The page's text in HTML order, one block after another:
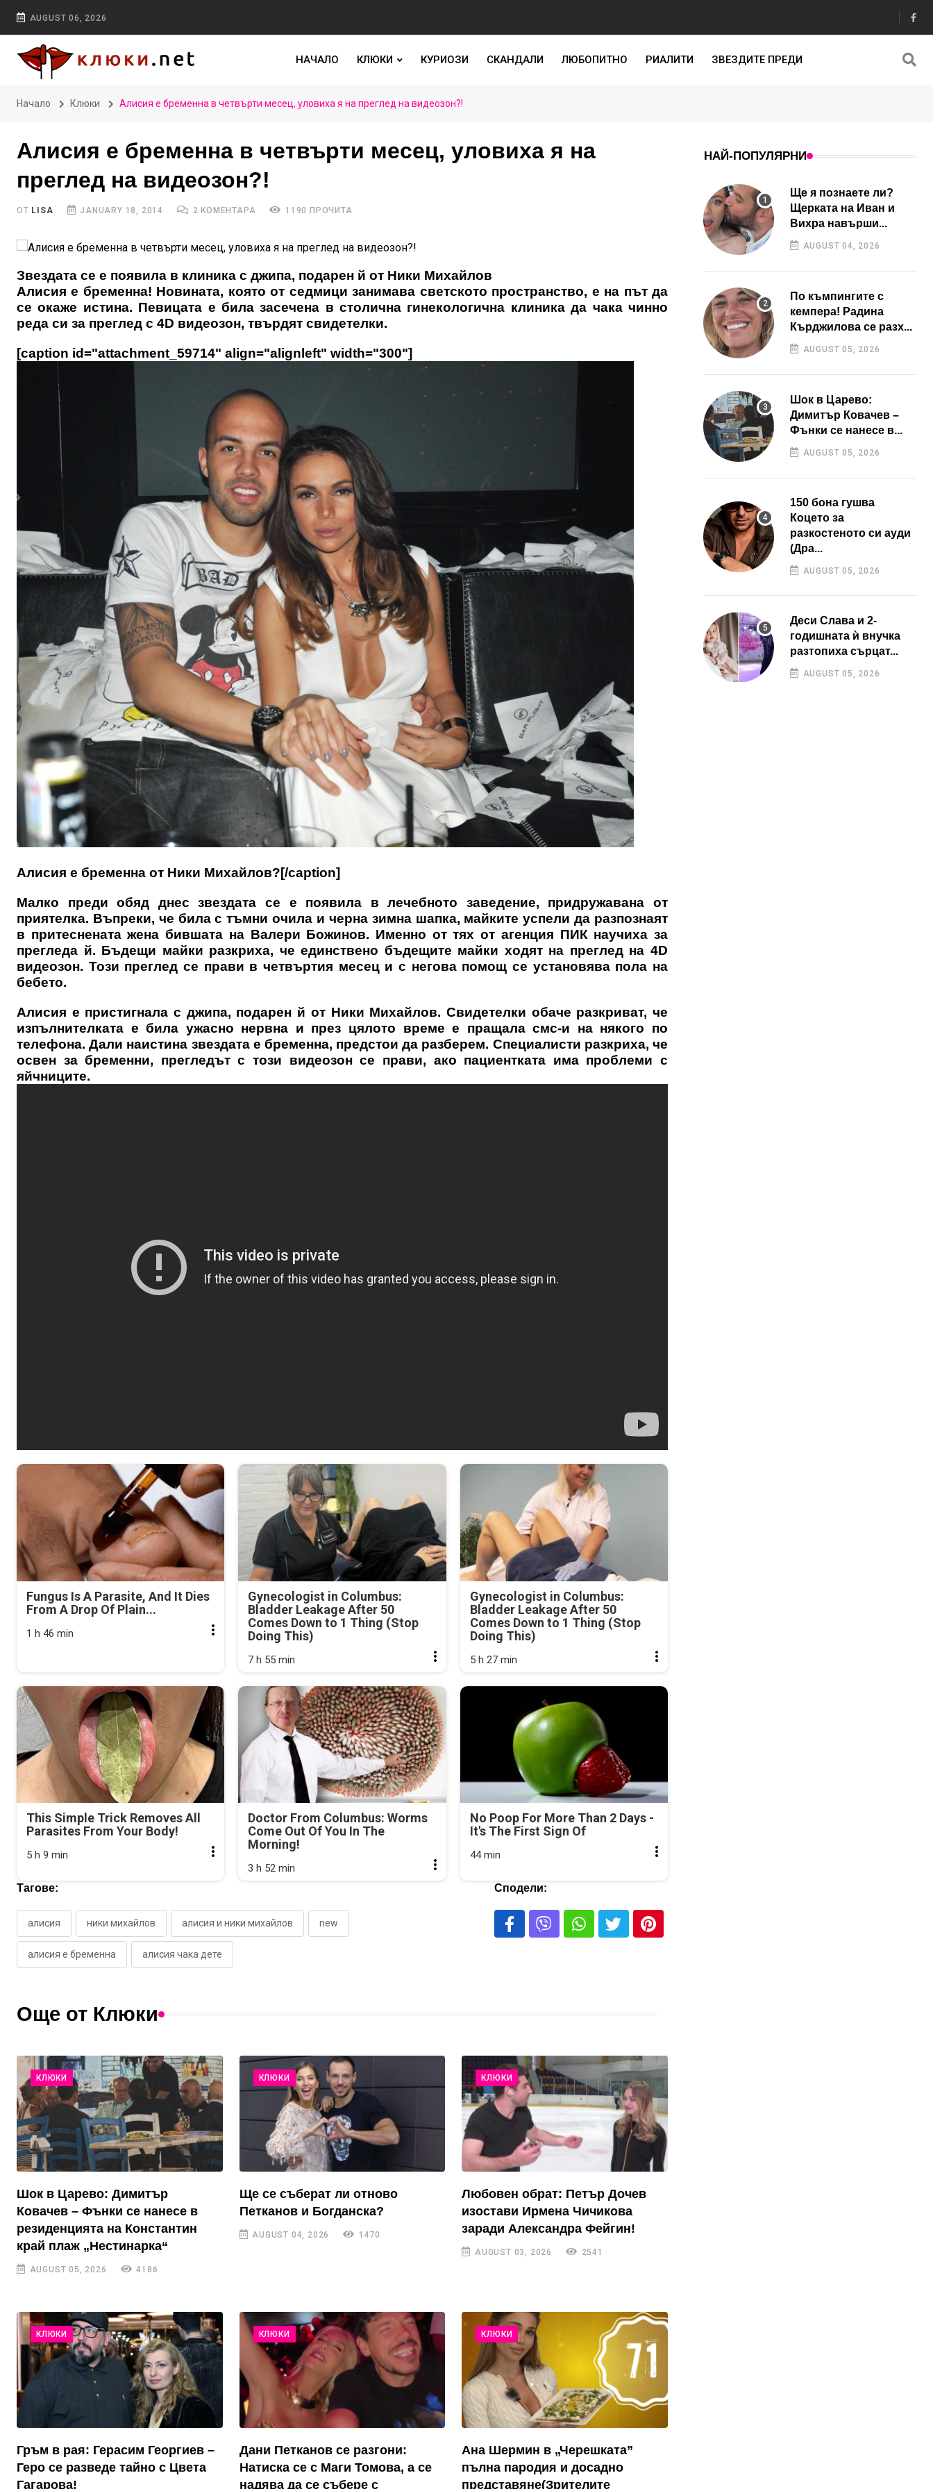
AUGUST 06, 2026
НАЧАЛО КЛЮКИ КУРИОЗИ СКАНДАЛИ ЛЮБОПИТНО РИАЛИТИ ЗВЕЗДИТЕ ПРЕДИ
Начало Клюки Алисия е бременна в четвърти месец, уловиха я на преглед на видеозон?!
Алисия е бременна в четвърти месец, уловиха я на
преглед на видеозон?!
ОТ LISA JANUARY 18, 2014 2 КОМЕНТАРА 1190 ПРОЧИТА
Звездата се е появила в клиника с джипа, подарен й от Ники Михайлов
Алисия е бременна! Новината, която от седмици занимава светското пространство, е на път да
се окаже истина. Певицата е била засечена в столична гинекологична клиника да чака чинно
реда си за преглед с 4D видеозон, твърдят свидетелки.
[caption id="attachment_59714" align="alignleft" width="300"]
Алисия е бременна от Ники Михайлов?[/caption]
Малко преди обяд днес звездата се е появила в лечебното заведение, придружавана от
приятелка. Въпреки, че била с тъмни очила и черна зимна шапка, майките успели да разпознаят
в притеснената жена бившата на Валери Божинов. Именно от тях от агенция ПИК научиха за
прегледа й. Бъдещи майки разкриха, че единствено бъдещите майки ходят на преглед на 4D
видеозон. Този преглед се прави в четвъртия месец и с негова помощ се установява пола на
бебето.
Алисия е пристигнала с джипа, подарен й от Ники Михайлов. Свидетелки обаче разкриват, че
изпълнителката е била ужасно нервна и през цялото време е пращала смс-и на някого по
телефона. Дали наистина звездата е бременна, предстои да разберем. Специалисти разкриха, че
освен за бременни, прегледът с този видеозон се прави, ако пациентката има проблеми с
яйчниците.
Fungus Is A Parasite, And It Dies
From A Drop Of Plain...
1 h 46 min
Gynecologist in Columbus:
Bladder Leakage After 50
Comes Down to 1 Thing (Stop
Doing This)
7 h 55 min
Gynecologist in Columbus:
Bladder Leakage After 50
Comes Down to 1 Thing (Stop
Doing This)
5 h 27 min
This Simple Trick Removes All
Parasites From Your Body!
5 h 9 min
Doctor From Columbus: Worms
Come Out Of You In The
Morning!
3 h 52 min
No Poop For More Than 2 Days -
It's The First Sign Of
44 min
Тагове:
алисия ники михайлов алисия и ники михайлов new
алисия е бременна алисия чака дете
Сподели:
Още от Клюки
КЛЮКИ
Шок в Царево: Димитър
Ковачев – Фънки се нанесе в
резиденцията на Константин
край плаж „Нестинарка“
AUGUST 05, 2026 4186
КЛЮКИ
Ще се съберат ли отново
Петканов и Богданска?
AUGUST 04, 2026 1470
КЛЮКИ
Любовен обрат: Петър Дочев
изостави Ирмена Чичикова
заради Александра Фейгин!
AUGUST 03, 2026 2541
КЛЮКИ
Гръм в рая: Герасим Георгиев –
Геро се разведе тайно с Цвета
Гагарова!
КЛЮКИ
Дани Петканов се разгони:
Натиска се с Маги Томова, а се
надява да се събере с
КЛЮКИ
Ана Шермин в „Черешката”
пълна пародия и досадно
представяне(Зрителите
НАЙ-ПОПУЛЯРНИ
Ще я познаете ли?
Щерката на Иван и
Вихра навърши...
AUGUST 04, 2026
По къмпингите с
кемпера! Радина
Кърджилова се разх...
AUGUST 05, 2026
Шок в Царево:
Димитър Ковачев –
Фънки се нанесе в...
AUGUST 05, 2026
150 бона гушва
Коцето за
разкостеното си ауди
(Дра...
AUGUST 05, 2026
Деси Слава и 2-
годишната ѝ внучка
разтопиха сърцат...
AUGUST 05, 2026